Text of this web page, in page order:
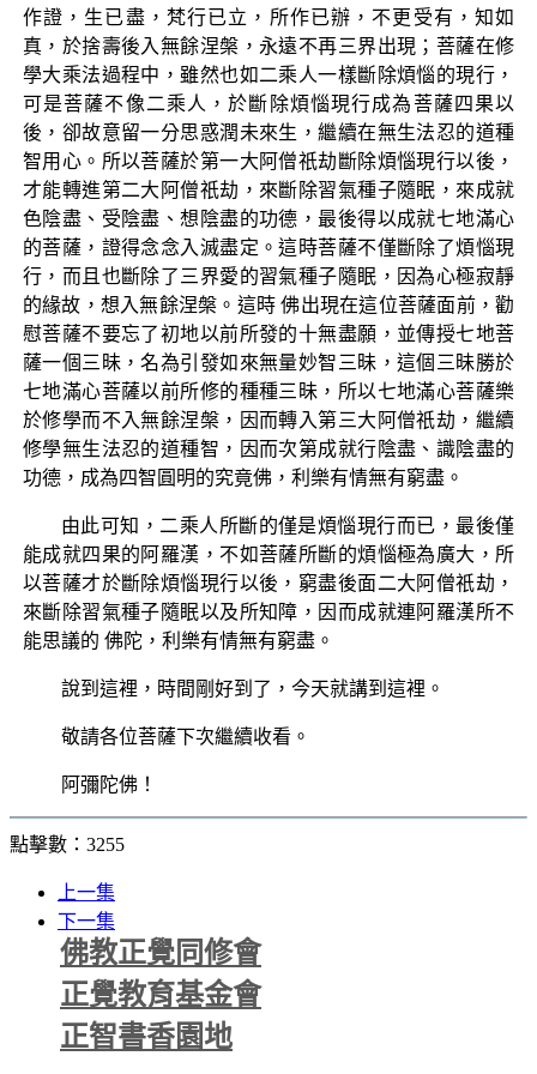
作證，生已盡，梵行已立，所作已辦，不更受有，知如
真，於捨壽後入無餘涅槃，永遠不再三界出現；菩薩在修
學大乘法過程中，雖然也如二乘人一樣斷除煩惱的現行，
可是菩薩不像二乘人，於斷除煩惱現行成為菩薩四果以
後，卻故意留一分思惑潤未來生，繼續在無生法忍的道種
智用心。所以菩薩於第一大阿僧祇劫斷除煩惱現行以後，
才能轉進第二大阿僧祇劫，來斷除習氣種子隨眠，來成就
色陰盡、受陰盡、想陰盡的功德，最後得以成就七地滿心
的菩薩，證得念念入滅盡定。這時菩薩不僅斷除了煩惱現
行，而且也斷除了三界愛的習氣種子隨眠，因為心極寂靜
的緣故，想入無餘涅槃。這時 佛出現在這位菩薩面前，勸
慰菩薩不要忘了初地以前所發的十無盡願，並傳授七地菩
薩一個三昧，名為引發如來無量妙智三昧，這個三昧勝於
七地滿心菩薩以前所修的種種三昧，所以七地滿心菩薩樂
於修學而不入無餘涅槃，因而轉入第三大阿僧祇劫，繼續
修學無生法忍的道種智，因而次第成就行陰盡、識陰盡的
功德，成為四智圓明的究竟佛，利樂有情無有窮盡。
由此可知，二乘人所斷的僅是煩惱現行而已，最後僅
能成就四果的阿羅漢，不如菩薩所斷的煩惱極為廣大，所
以菩薩才於斷除煩惱現行以後，窮盡後面二大阿僧祇劫，
來斷除習氣種子隨眠以及所知障，因而成就連阿羅漢所不
能思議的 佛陀，利樂有情無有窮盡。
說到這裡，時間剛好到了，今天就講到這裡。
敬請各位菩薩下次繼續收看。
阿彌陀佛！
點擊數：3255
上一集
下一集
佛教正覺同修會
正覺教育基金會
正智書香園地